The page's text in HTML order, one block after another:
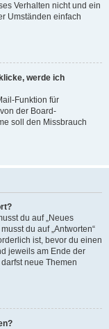
Verhalten nicht und ein
Umständen einfach
werde ich
Funktion für
der Board-
soll den Missbrauch
du auf „Neues
du auf „Antworten“
ist, bevor du einen
jeweils am Ende der
neue Themen